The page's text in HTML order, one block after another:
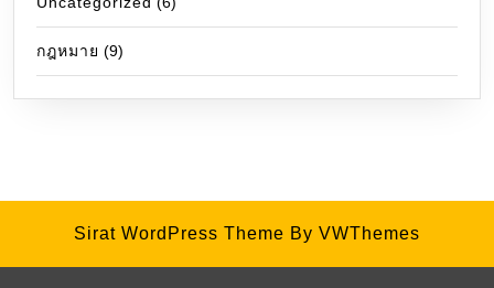
กฎหมาย (9)
Sirat WordPress Theme By VWThemes